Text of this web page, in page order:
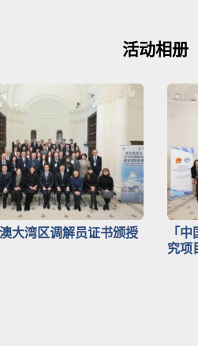
活动相册
大湾区调解员证书颁授
「
究项